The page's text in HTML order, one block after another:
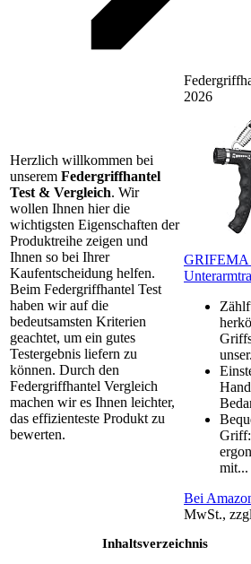
Herzlich willkommen bei
unserem Federgriffhantel
Test & Vergleich. Wir
wollen Ihnen hier die
wichtigsten Eigenschaften der
Produktreihe zeigen und
Ihnen so bei Ihrer
Kaufentscheidung helfen.
Beim Federgriffhantel Test
haben wir auf die
bedeutsamsten Kriterien
geachtet, um ein gutes
Testergebnis liefern zu
können. Durch den
Federgriffhantel Vergleich
machen wir es Ihnen leichter,
das effizienteste Produkt zu
bewerten.
2026
GRIFEMA
mit...
Bei
MwSt.,
Inhaltsverzeichnis